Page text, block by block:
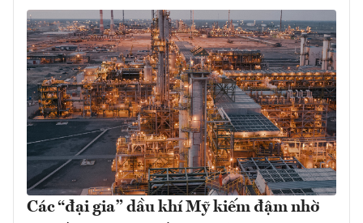
Các “đại gia” dầu khí Mỹ kiếm đậm nhờ